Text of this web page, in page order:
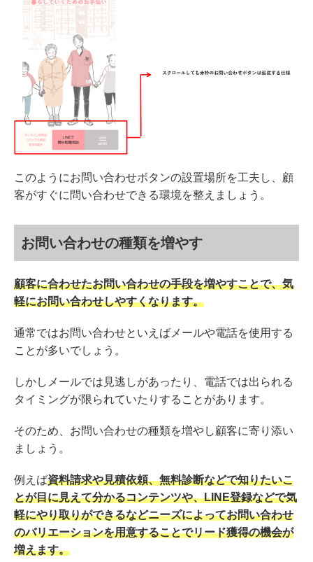
このようにお問い合わせボタンの設置場所を工夫し、顧
客がすぐに問い合わせできる環境を整えましょう。
お問い合わせの種類を増やす
顧客に合わせたお問い合わせの手段を増やすことで、気
軽にお問い合わせしやすくなります。
通常ではお問い合わせといえばメールや電話を使用する
ことが多いでしょう。
しかしメールでは見逃しがあったり、電話では出られる
タイミングが限られていたりすることがあります。
そのため、お問い合わせの種類を増やし顧客に寄り添い
ましょう。
例えば資料請求や見積依頼、無料診断などで知りたいこ
とが目に見えて分かるコンテンツや、LINE登録などで気
軽にやり取りができるなどニーズによってお問い合わせ
のバリエーションを用意することでリード獲得の機会が
増えます。